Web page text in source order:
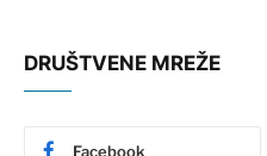
DRUŠTVENE MREŽE
Facebook